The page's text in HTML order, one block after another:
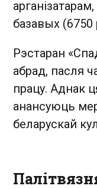
базавых (6750
Рэстаран
абрад, пасля
працу. Аднак
анансуюць
беларускай